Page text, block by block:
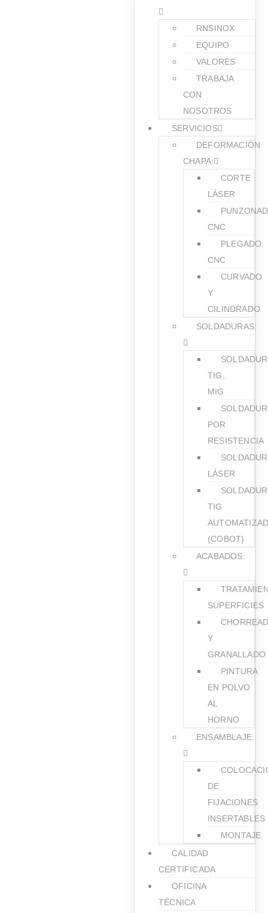
RNSINOX
EQUIPO
VALORES
TRABAJA
CON
NOSOTROS
SERVICIOS
DEFORMACIÓN
CHAPA:
CORTE
LÁSER
CNC
PLEGADO
CNC
CURVADO
Y
CILINDRADO
SOLDADURAS:
TIG,
MIG
POR
RESISTENCIA
LÁSER
TIG
(COBOT)
ACABADOS:
SUPERFICIES
Y
GRANALLADO
PINTURA
EN POLVO
AL
HORNO
ENSAMBLAJE:
DE
FIJACIONES
INSERTABLES
MONTAJE
CALIDAD
CERTIFICADA
OFICINA
TÉCNICA